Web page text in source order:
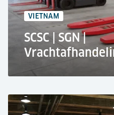
7.300 m² Oppervlakte
VIETNAM
SCSC | SGN |
City, Vietnam